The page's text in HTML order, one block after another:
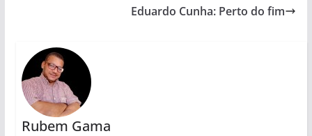
Eduardo Cunha: Perto do fim
Rubem Gama